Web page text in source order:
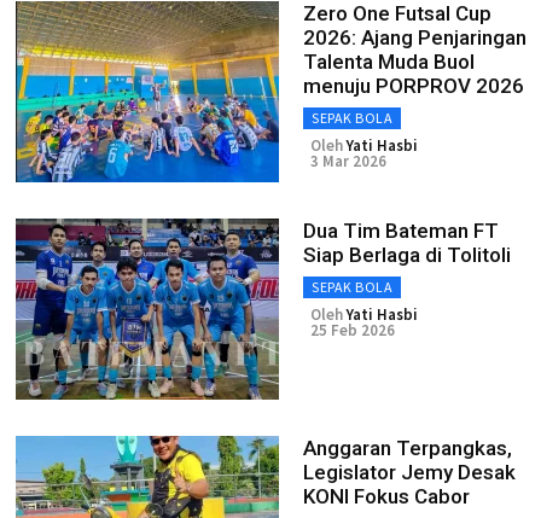
Zero One Futsal Cup
2026: Ajang Penjaringan
Talenta Muda Buol
menuju PORPROV 2026
SEPAK BOLA
OlehYati Hasbi
3 Mar 2026
Dua Tim Bateman FT
Siap Berlaga di Tolitoli
SEPAK BOLA
OlehYati Hasbi
25 Feb 2026
Anggaran Terpangkas,
Legislator Jemy Desak
KONI Fokus Cabor